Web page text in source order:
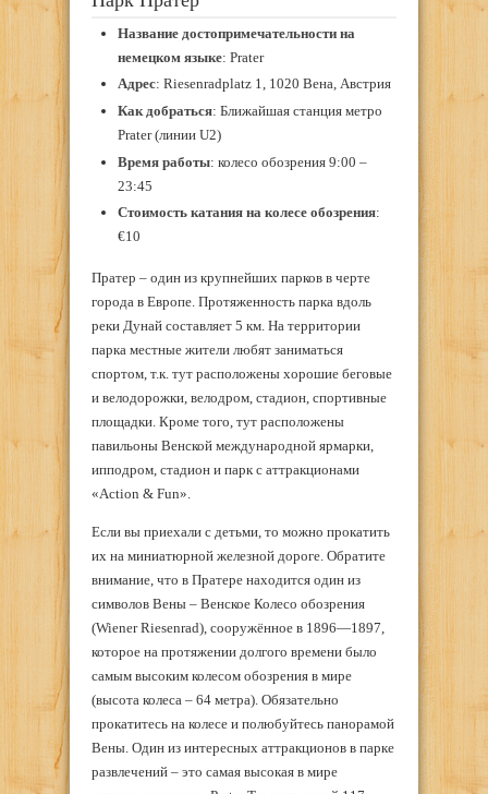
Название достопримечательности на
немецком языке: Prater
Адрес: Riesenradplatz 1, 1020 Вена, Австрия
Как добраться: Ближайшая станция метро
Prater (линии U2)
Время работы: колесо обозрения 9:00 –
23:45
Стоимость катания на колесе обозрения:
€10
Пратер – один из крупнейших парков в черте
города в Европе. Протяженность парка вдоль
реки Дунай составляет 5 км. На территории
парка местные жители любят заниматься
спортом, т.к. тут расположены хорошие беговые
и велодорожки, велодром, стадион, спортивные
площадки. Кроме того, тут расположены
павильоны Венской международной ярмарки,
ипподром, стадион и парк с аттракционами
«Action & Fun».
Если вы приехали с детьми, то можно прокатить
их на миниатюрной железной дороге. Обратите
внимание, что в Пратере находится один из
символов Вены – Венское Колесо обозрения
(Wiener Riesenrad), сооружённое в 1896—1897,
которое на протяжении долгого времени было
самым высоким колесом обозрения в мире
(высота колеса – 64 метра). Обязательно
прокатитесь на колесе и полюбуйтесь панорамой
Вены. Один из интересных аттракционов в парке
развлечений – это самая высокая в мире